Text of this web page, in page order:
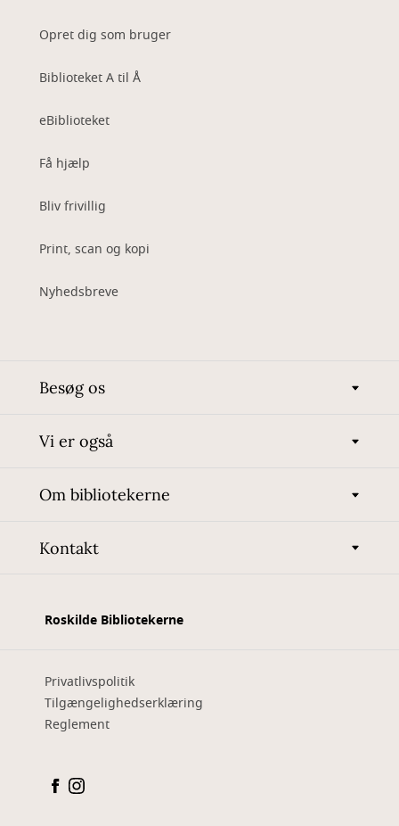
Opret dig som bruger
Biblioteket A til Å
eBiblioteket
Få hjælp
Bliv frivillig
Print, scan og kopi
Nyhedsbreve
Besøg os
Vi er også
Om bibliotekerne
Kontakt
Roskilde Bibliotekerne
Privatlivspolitik
Tilgængelighedserklæring
Reglement